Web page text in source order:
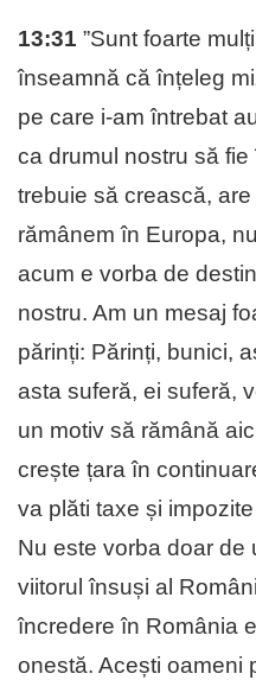
13:31 ”Sunt foarte
înseamnă că înțeleg
pe care i-am întrebat
ca drumul nostru să
trebuie să crească,
rămânem în Europa,
acum e vorba de
nostru. Am un mesaj
părinți: Părinți, bunici,
asta suferă, ei suferă,
un motiv să rămână
crește țara în
va plăti taxe și
Nu este vorba doar de
viitorul însuși al
încredere în România
onestă. Acești oameni